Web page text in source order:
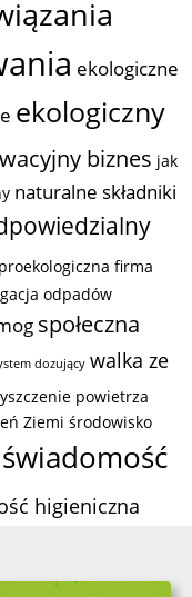
ekologiczne
ekologiczny
biznes jak
naturalne składniki
proekologiczna firma
odpadów
społeczna
dozujący walka ze
powietrza
Ziemi środowisko
świadomość
higieniczna